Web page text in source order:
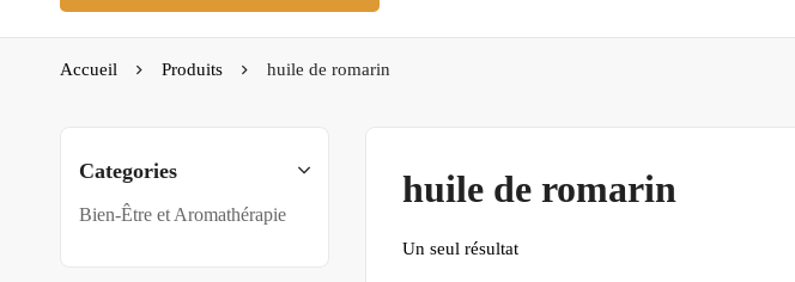
Accueil Produits huile de romarin
Categories
Bien-Être et Aromathérapie
huile de romarin
Un seul résultat